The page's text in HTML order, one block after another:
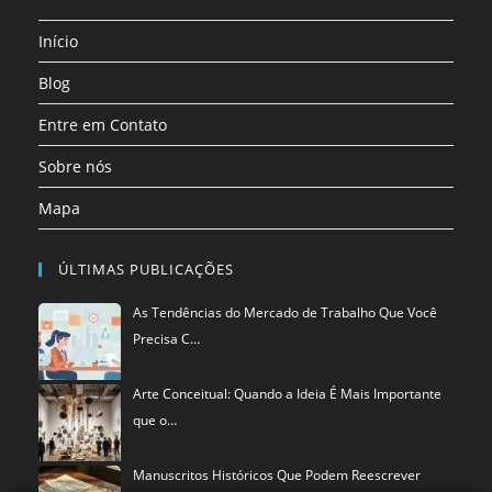
nova
aba
Início
Blog
Entre em Contato
Sobre nós
Mapa
ÚLTIMAS PUBLICAÇÕES
As Tendências do Mercado de Trabalho Que Você
Precisa C…
Arte Conceitual: Quando a Ideia É Mais Importante
que o…
Manuscritos Históricos Que Podem Reescrever